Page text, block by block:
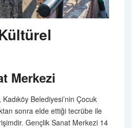
Merkezi
Belediyesi’nin Çocuk
sonra elde ettiği tecrübe ile
Gençlik Sanat Merkezi 14